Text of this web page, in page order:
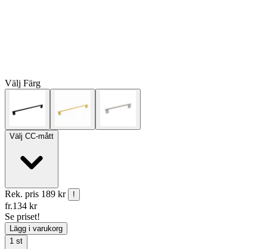
Välj Färg
Välj CC-mått
Rek. pris 189 kr !
fr.134 kr
Se priset!
Lägg i varukorg
1 st